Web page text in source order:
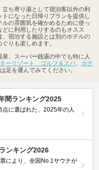
ち寄り湯として宿泊客以外の利
になった日帰りプランを提供し
の雰囲気を確かめるために使っ
に利用したりするのもオスス
宿泊する施設とは別のホテルの
りも楽しめます。
、スーパー銭湯の中でも特に人
ーリゾート ゴルフ＆スパ、 ホテ
足を運んでみてください。
間ランキング2025
に選ばれた、2025年の人
ンキング2026
により、全国No.1サウナが